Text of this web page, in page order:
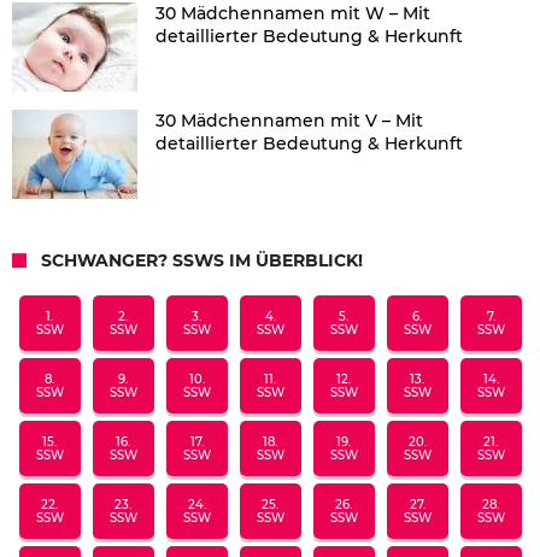
30 Mädchennamen mit W – Mit
detaillierter Bedeutung & Herkunft
30 Mädchennamen mit V – Mit
detaillierter Bedeutung & Herkunft
SCHWANGER? SSWS IM ÜBERBLICK!
1.
SSW
2.
SSW
3.
SSW
4.
SSW
5.
SSW
6.
SSW
7.
SSW
8.
SSW
9.
SSW
10.
SSW
11.
SSW
12.
SSW
13.
SSW
14.
SSW
15.
SSW
16.
SSW
17.
SSW
18.
SSW
19.
SSW
20.
SSW
21.
SSW
22.
SSW
23.
SSW
24.
SSW
25.
SSW
26.
SSW
27.
SSW
28.
SSW